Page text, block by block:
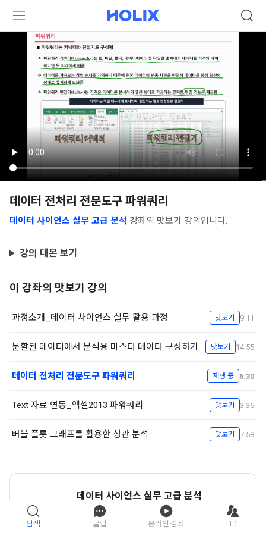
데이터 전처리 전문도구 파워쿼리
데이터 사이언스 실무 고급 분석 강좌의 맛보기 강의입니다.
강의 대본 보기
이 강좌의 맛보기 강의
과정소개_데이터 사이언스 실무 활용 과정 맛보기 9:11
분할된 데이터에서 분석용 마스터 데이터 구성하기 맛보기 14:55
데이터 전처리 전문도구 파워쿼리 재생 중 6:30
Text 자료 연동_엑셀2013 파워쿼리 맛보기 3:36
버블 플롯 그래프를 활용한 상관 분석 맛보기 7:58
데이터 사이언스 실무 고급 분석
강좌 자세히 보기
탐색 클럽 온라인 강좌 1:1